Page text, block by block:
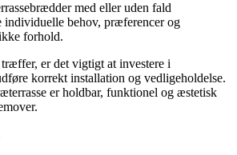
med eller uden fald
individuelle behov, præferencer og
forhold.
er det vigtigt at investere i
korrekt installation og vedligeholdelse.
er holdbar, funktionel og æstetisk